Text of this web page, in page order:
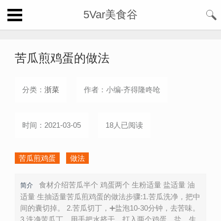
5Var美食谷
苦瓜煎鸡蛋的做法
分类： 浙菜 作者：小编-齐得隆咚呛
时间：2021-03-05 18人已阅读
苦瓜煎鸡蛋 做法
简介
食材介绍苦瓜半个 鸡蛋两个 生粉适量 盐适量 油
适量 生抽适量苦瓜煎鸡蛋的做法步骤:1.苦瓜洗净，把中
间的囊切掉。 2.苦瓜切丁，➕盐泡10-30分钟，去苦味。
3.洗净苦瓜丁，用手把水挤干。打入两个鸡蛋，盐，生